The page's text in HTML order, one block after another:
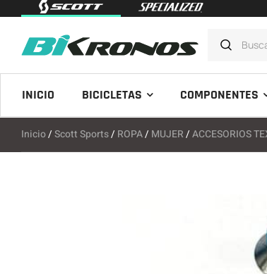
INICIO BICICLETAS COMPONENTES
Inicio/Scott Sports/ ROPA/ MUJER/ACCESORIOS